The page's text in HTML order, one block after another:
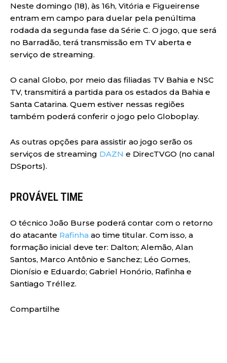
Neste domingo (18), às 16h, Vitória e Figueirense
entram em campo para duelar pela penúltima
rodada da segunda fase da Série C. O jogo, que será
no Barradão, terá transmissão em TV aberta e
serviço de streaming.
O canal Globo, por meio das filiadas TV Bahia e NSC
TV, transmitirá a partida para os estados da Bahia e
Santa Catarina. Quem estiver nessas regiões
também poderá conferir o jogo pelo Globoplay.
As outras opções para assistir ao jogo serão os
serviços de streaming DAZN e DirecTVGO (no canal
DSports).
PROVÁVEL TIME
O técnico João Burse poderá contar com o retorno
do atacante Rafinha ao time titular. Com isso, a
formação inicial deve ter: Dalton; Alemão, Alan
Santos, Marco Antônio e Sanchez; Léo Gomes,
Dionísio e Eduardo; Gabriel Honório, Rafinha e
Santiago Tréllez.
Compartilhe